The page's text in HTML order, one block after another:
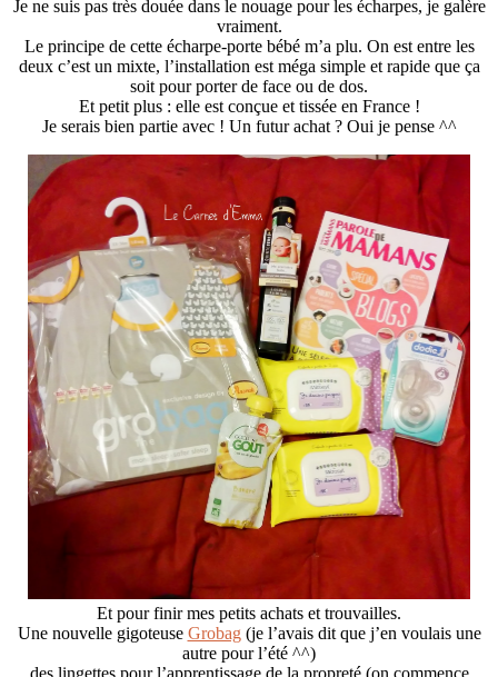
Je ne suis pas très douée dans le nouage pour les écharpes, je galère
vraiment.
Le principe de cette écharpe-porte bébé m’a plu. On est entre les
deux c’est un mixte, l’installation est méga simple et rapide que ça
soit pour porter de face ou de dos.
Et petit plus : elle est conçue et tissée en France !
Je serais bien partie avec ! Un futur achat ? Oui je pense ^^
Et pour finir mes petits achats et trouvailles.
Une nouvelle gigoteuse Grobag(je l’avais dit que j’en voulais une
autre pour l’été ^^)
des lingettes pour l’apprentissage de la propreté (on commence